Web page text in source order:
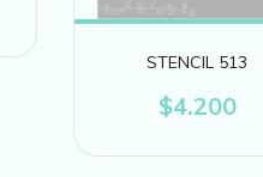
STENCIL 513
$4.200